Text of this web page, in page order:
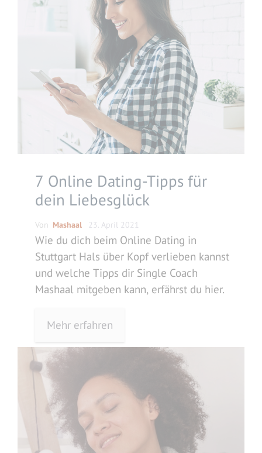
7 Online Dating-Tipps für
dein Liebesglück
Von Mashaal 23. April 2021
Wie du dich beim Online Dating in
Stuttgart Hals über Kopf verlieben kannst
und welche Tipps dir Single Coach
Mashaal mitgeben kann, erfährst du hier.
Mehr erfahren